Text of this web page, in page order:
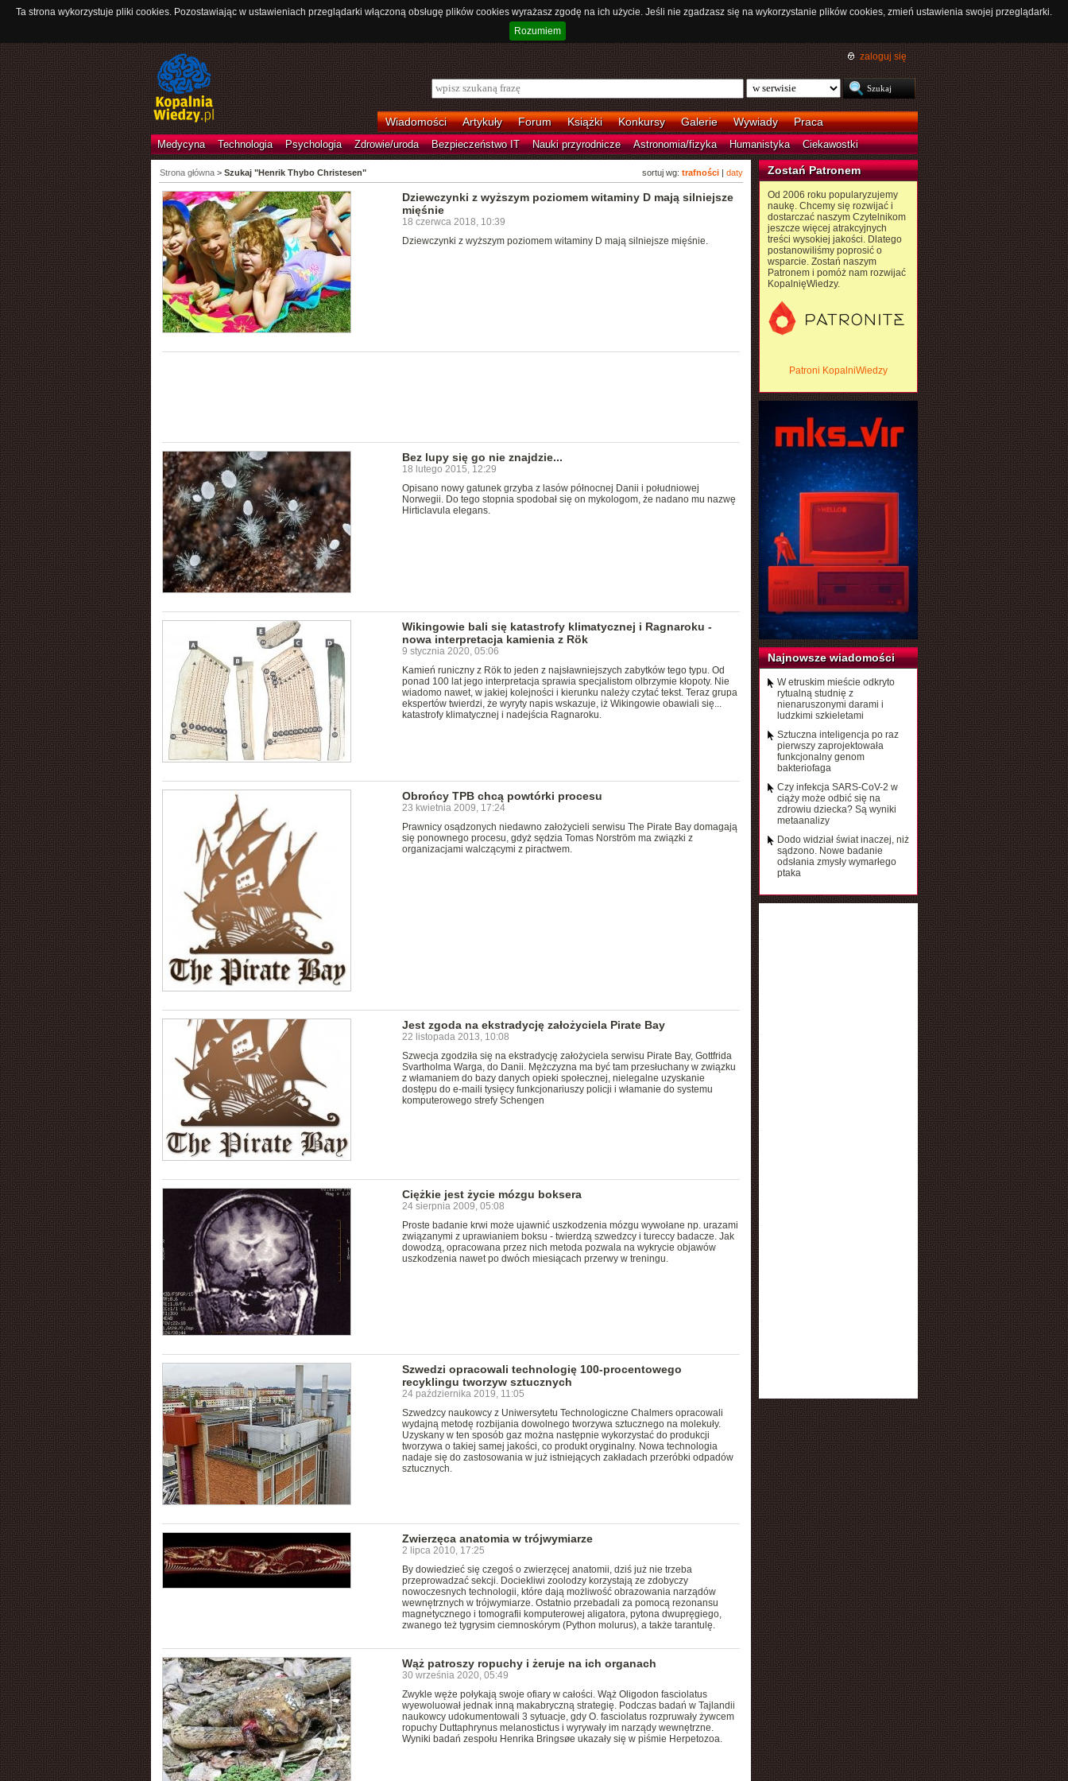
Ta strona wykorzystuje pliki cookies. Pozostawiając w ustawieniach przeglądarki włączoną obsługę plików cookies wyrażasz zgodę na ich użycie. Jeśli nie zgadzasz się na wykorzystanie plików cookies, zmień ustawienia swojej przeglądarki.
Rozumiem
zaloguj się
Wiadomości Artykuły Forum Książki Konkursy Galerie Wywiady Praca
Medycyna Technologia Psychologia Zdrowie/uroda Bezpieczeństwo IT Nauki przyrodnicze Astronomia/fizyka Humanistyka Ciekawostki
sortuj wg: trafności| daty
Strona główna> Szukaj "Henrik Thybo Christesen"
Dziewczynki z wyższym poziomem witaminy D mają silniejsze
mięśnie
18 czerwca 2018, 10:39
Dziewczynki z wyższym poziomem witaminy D mają silniejsze mięśnie.
Bez lupy się go nie znajdzie...
18 lutego 2015, 12:29
Opisano nowy gatunek grzyba z lasów północnej Danii i południowej
Norwegii. Do tego stopnia spodobał się on mykologom, że nadano mu nazwę
Hirticlavula elegans.
Wikingowie bali się katastrofy klimatycznej i Ragnaroku -
nowa interpretacja kamienia z Rök
9 stycznia 2020, 05:06
Kamień runiczny z Rök to jeden z najsławniejszych zabytków tego typu. Od
ponad 100 lat jego interpretacja sprawia specjalistom olbrzymie kłopoty. Nie
wiadomo nawet, w jakiej kolejności i kierunku należy czytać tekst. Teraz grupa
ekspertów twierdzi, że wyryty napis wskazuje, iż Wikingowie obawiali się...
katastrofy klimatycznej i nadejścia Ragnaroku.
Obrońcy TPB chcą powtórki procesu
23 kwietnia 2009, 17:24
Prawnicy osądzonych niedawno założycieli serwisu The Pirate Bay domagają
się ponownego procesu, gdyż sędzia Tomas Norström ma związki z
organizacjami walczącymi z piractwem.
Jest zgoda na ekstradycję założyciela Pirate Bay
22 listopada 2013, 10:08
Szwecja zgodziła się na ekstradycję założyciela serwisu Pirate Bay, Gottfrida
Svartholma Warga, do Danii. Mężczyzna ma być tam przesłuchany w związku
z włamaniem do bazy danych opieki społecznej, nielegalne uzyskanie
dostępu do e-maili tysięcy funkcjonariuszy policji i włamanie do systemu
komputerowego strefy Schengen
Ciężkie jest życie mózgu boksera
24 sierpnia 2009, 05:08
Proste badanie krwi może ujawnić uszkodzenia mózgu wywołane np. urazami
związanymi z uprawianiem boksu - twierdzą szwedzcy i tureccy badacze. Jak
dowodzą, opracowana przez nich metoda pozwala na wykrycie objawów
uszkodzenia nawet po dwóch miesiącach przerwy w treningu.
Szwedzi opracowali technologię 100-procentowego
recyklingu tworzyw sztucznych
24 października 2019, 11:05
Szwedzcy naukowcy z Uniwersytetu Technologiczne Chalmers opracowali
wydajną metodę rozbijania dowolnego tworzywa sztucznego na molekuły.
Uzyskany w ten sposób gaz można następnie wykorzystać do produkcji
tworzywa o takiej samej jakości, co produkt oryginalny. Nowa technologia
nadaje się do zastosowania w już istniejących zakładach przeróbki odpadów
sztucznych.
Zwierzęca anatomia w trójwymiarze
2 lipca 2010, 17:25
By dowiedzieć się czegoś o zwierzęcej anatomii, dziś już nie trzeba
przeprowadzać sekcji. Dociekliwi zoolodzy korzystają ze zdobyczy
nowoczesnych technologii, które dają możliwość obrazowania narządów
wewnętrznych w trójwymiarze. Ostatnio przebadali za pomocą rezonansu
magnetycznego i tomografii komputerowej aligatora, pytona dwupręgiego,
zwanego też tygrysim ciemnoskórym (Python molurus), a także tarantulę.
Wąż patroszy ropuchy i żeruje na ich organach
30 września 2020, 05:49
Zwykle węże połykają swoje ofiary w całości. Wąż Oligodon fasciolatus
wyewoluował jednak inną makabryczną strategię. Podczas badań w Tajlandii
naukowcy udokumentowali 3 sytuacje, gdy O. fasciolatus rozpruwały żywcem
ropuchy Duttaphrynus melanostictus i wyrywały im narządy wewnętrzne.
Wyniki badań zespołu Henrika Bringsøe ukazały się w piśmie Herpetozoa.
Zostań Patronem
Od 2006 roku popularyzujemy
naukę. Chcemy się rozwijać i
dostarczać naszym Czytelnikom
jeszcze więcej atrakcyjnych
treści wysokiej jakości. Dlatego
postanowiliśmy poprosić o
wsparcie. Zostań naszym
Patronem i pomóż nam rozwijać
KopalnięWiedzy.
Patroni KopalniWiedzy
Najnowsze wiadomości
W etruskim mieście odkryto
rytualną studnię z
nienaruszonymi darami i
ludzkimi szkieletami
Sztuczna inteligencja po raz
pierwszy zaprojektowała
funkcjonalny genom
bakteriofaga
Czy infekcja SARS-CoV-2 w
ciąży może odbić się na
zdrowiu dziecka? Są wyniki
metaanalizy
Dodo widział świat inaczej, niż
sądzono. Nowe badanie
odsłania zmysły wymarłego
ptaka